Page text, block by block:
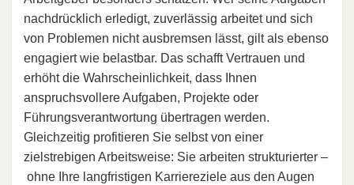
nachdrücklich erledigt, zuverlässig arbeitet und sich
von Problemen nicht ausbremsen lässt, gilt als ebenso
engagiert wie belastbar. Das schafft Vertrauen und
erhöht die Wahrscheinlichkeit, dass Ihnen
anspruchsvollere Aufgaben, Projekte oder
Führungsverantwortung übertragen werden.
Gleichzeitig profitieren Sie selbst von einer
zielstrebigen Arbeitsweise: Sie arbeiten strukturierter –
ohne Ihre langfristigen Karriereziele aus den Augen